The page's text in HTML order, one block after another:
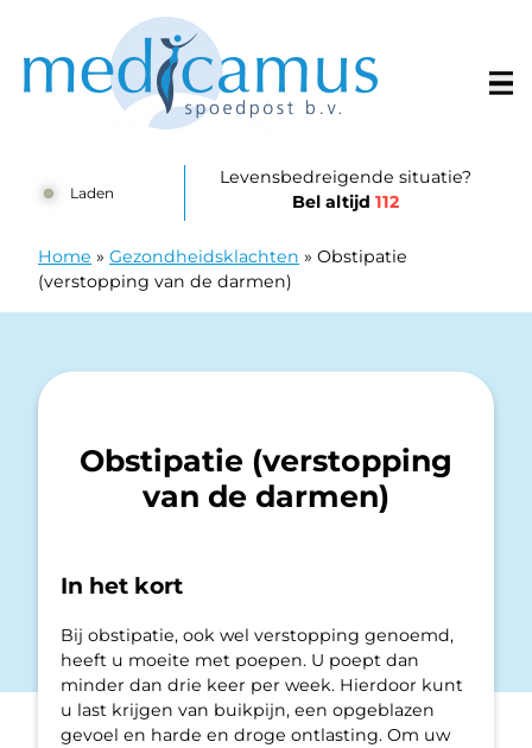
Laden
Levensbedreigende situatie?
Bel altijd112
Home » Gezondheidsklachten » Obstipatie
(verstopping van de darmen)
Obstipatie (verstopping
van de darmen)
In het kort
Bij obstipatie, ook wel verstopping genoemd,
heeft u moeite met poepen. U poept dan
minder dan drie keer per week. Hierdoor kunt
u last krijgen van buikpijn, een opgeblazen
gevoel en harde en droge ontlasting. Om uw